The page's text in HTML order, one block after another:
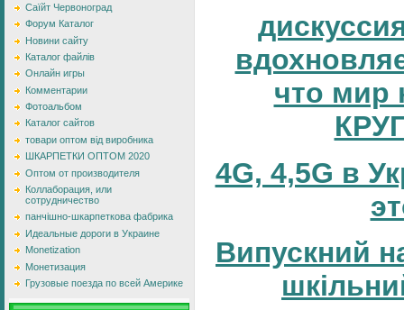
Саїйт Червоноград
Форум Каталог
Новини сайту
Каталог файлів
Онлайн игры
Комментарии
Фотоальбом
Каталог сайтов
товари оптом від виробника
ШКАРПЕТКИ ОПТОМ 2020
Оптом от производителя
Коллаборация, или
сотрудничество
панчішно-шкарпеткова фабрика
Идеальные дороги в Украине
Monetization
Монетизация
Грузовые поезда по всей Америке
что мир
4G, 4,5G в
Випускний